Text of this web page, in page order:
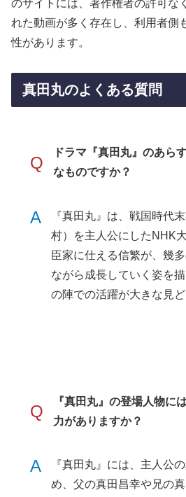
のサイトには、著作権者の許可な
れた動画が多く存在し、利用者側
性があります。
真田丸のよくある質問
Q
ドラマ『真田丸』のあら
なものですか？
A
『真田丸』は、戦国時代
村）を主人公にしたNHK
臣家に仕える信繁が、幾
ながら成長していく姿を
の陣での活躍が大きな見ど
Q
『真田丸』の登場人物に
力がありますか？
A
『真田丸』には、主人公
め、父の真田昌幸や兄の